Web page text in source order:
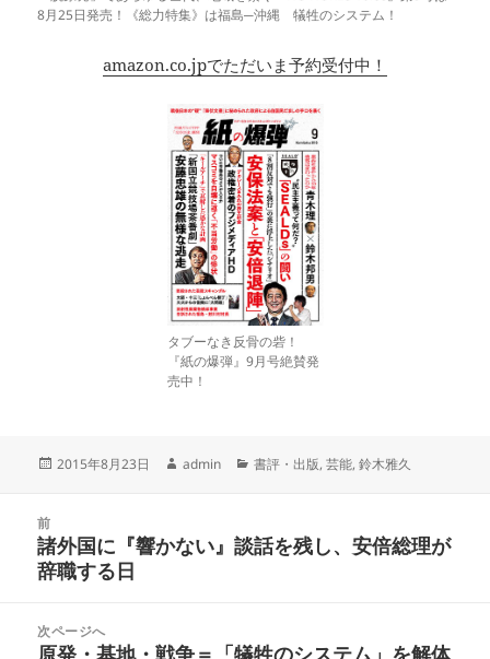
8月25日発売！《総力特集》は福島─沖縄 犠牲のシステム！
amazon.co.jpでただいま予約受付中！
タブーなき反骨の砦！
『紙の爆弾』9月号絶賛発
売中！
投
2015年8月23日
作
admin
カ
ー
書評・出版,芸能,鈴木雅久
前
前
の
稿:
諸外国に『響かない』談話を残し、安倍総理が
辞職する日
次ページへ
次
原発・基地・戦争＝「犠牲のシステム」を解体